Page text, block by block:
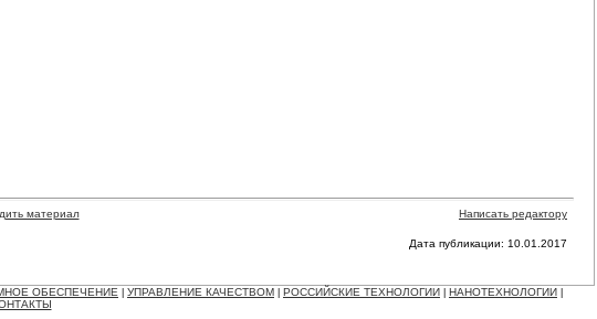
материал
Написать редактору
Дата публикации: 10.01.2017
ОБЕСПЕЧЕНИЕ УПРАВЛЕНИЕ КАЧЕСТВОМ РОССИЙСКИЕ ТЕХНОЛОГИИ НАНОТЕХНОЛОГИИ